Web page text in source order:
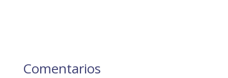
Comentarios